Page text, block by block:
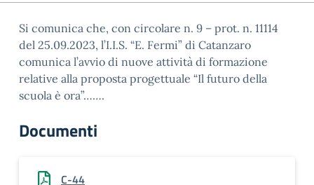
Si comunica che, con circolare n. 9 – prot. n. 11114
del 25.09.2023, l’I.I.S. “E. Fermi” di Catanzaro
comunica l’avvio di nuove attività di formazione
relative alla proposta progettuale “Il futuro della
scuola è ora”…….
Documenti
C-44